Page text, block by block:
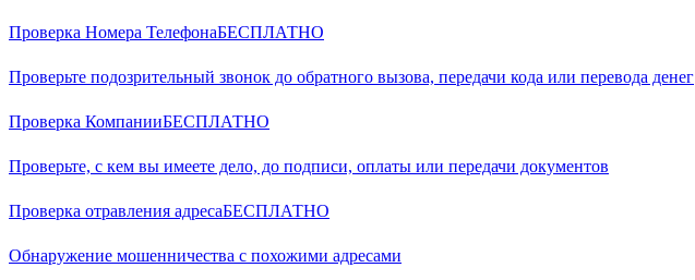
Проверка Номера ТелефонаБЕСПЛАТНО
Проверьте подозрительный звонок до обратного вызова, передачи кода или перевода денег
Проверка КомпанииБЕСПЛАТНО
Проверьте, с кем вы имеете дело, до подписи, оплаты или передачи документов
Проверка отравления адресаБЕСПЛАТНО
Обнаружение мошенничества с похожими адресами